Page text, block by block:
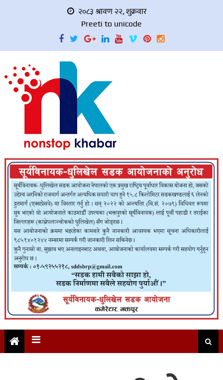
२०८३ श्रावण २२, शुक्रवार
Preeti to unicode